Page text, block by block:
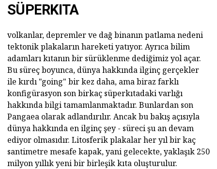
SÜPERKITA
volkanlar, depremler ve dağ binanın patlama nedeni
tektonik plakaların hareketi yatıyor. Ayrıca bilim
adamları kıtanın bir sürüklenme dediğimiz yol açar.
Bu süreç boyunca, dünya hakkında ilginç gerçekler
ile kırdı "going" bir kez daha, ama biraz farklı
konfigürasyon son birkaç süperkıtadaki varlığı
hakkında bilgi tamamlanmaktadır. Bunlardan son
Pangaea olarak adlandırılır. Ancak bu bakış açısıyla
dünya hakkında en ilginç şey - süreci şu an devam
ediyor olmasıdır. Litosferik plakalar her yıl bir kaç
santimetre mesafe kapak, yani gelecekte, yaklaşık 250
milyon yıllık yeni bir birleşik kıta oluşturulur.